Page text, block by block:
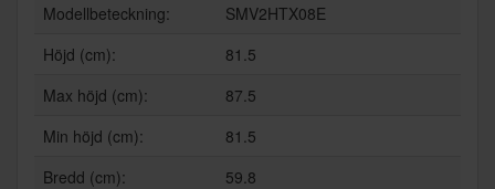
Modellbeteckning:
SMV2HTX08E
Höjd (cm):
81.5
Max höjd (cm):
87.5
Min höjd (cm):
81.5
Bredd (cm):
59.8